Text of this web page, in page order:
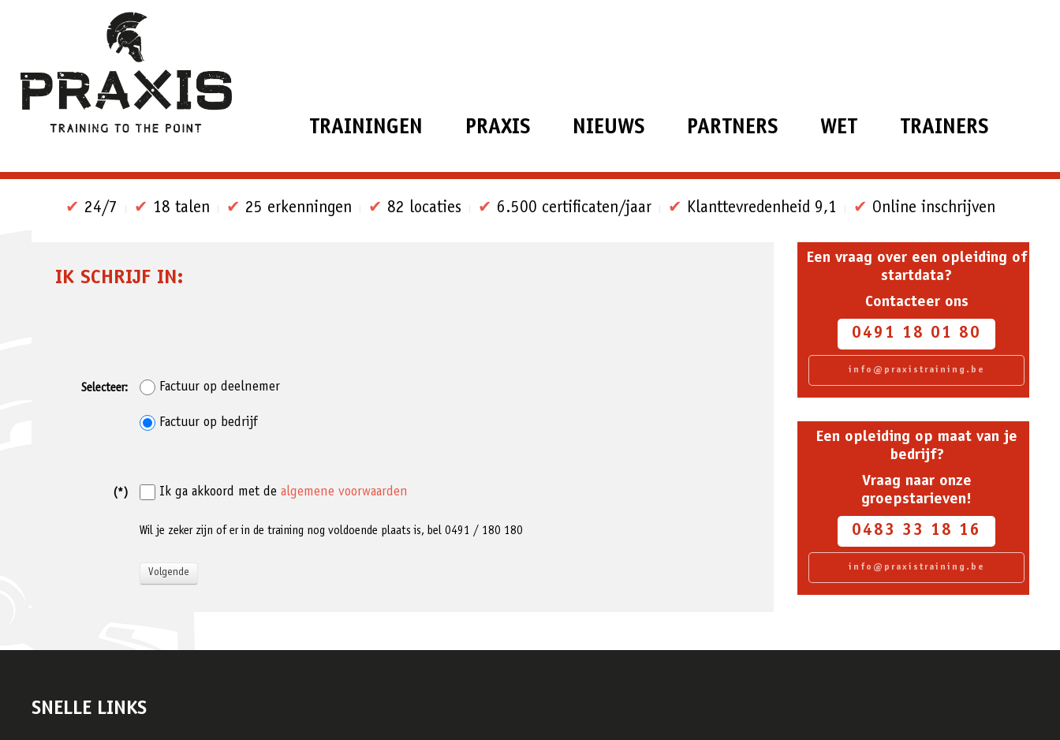
TRAININGEN PRAXIS NIEUWS PARTNERS WET TRAINERS
✔ 24/7 ✔ 18 talen ✔ 25 erkenningen ✔ 82 locaties ✔ 6.500 certificaten/jaar ✔ Klanttevredenheid 9,1 ✔ Online inschrijven
IK SCHRIJF IN:
Selecteer: Factuur op deelnemer
Factuur op bedrijf
(*) Ik ga akkoord met de algemene voorwaarden
Wil je zeker zijn of er in de training nog voldoende plaats is, bel 0491 / 180 180
Een vraag over een opleiding of
startdata?
Contacteer ons
0491 18 01 80
info@praxistraining.be
Een opleiding op maat van je
bedrijf?
Vraag naar onze
groepstarieven!
0483 33 18 16
info@praxistraining.be
SNELLE LINKS